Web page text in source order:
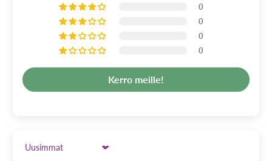
0
0
0
0
Kerro meille!
Sort by